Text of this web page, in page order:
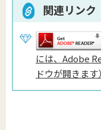
関連リンク
には、Adobe
ドウが開きます）